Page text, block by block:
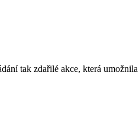
tak zdařilé akce, která